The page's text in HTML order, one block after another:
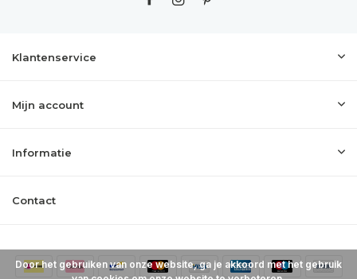
Klantenservice
Mijn account
Informatie
Contact
Door het gebruiken van onze website, ga je akkoord met het gebruik